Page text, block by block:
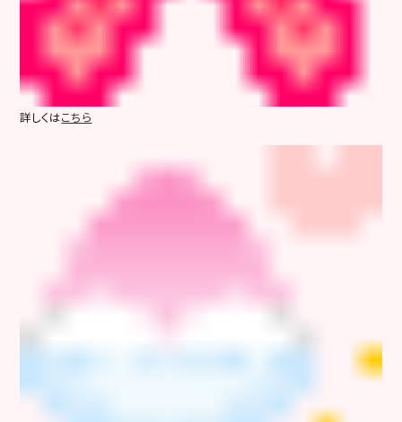
詳しくはこちら